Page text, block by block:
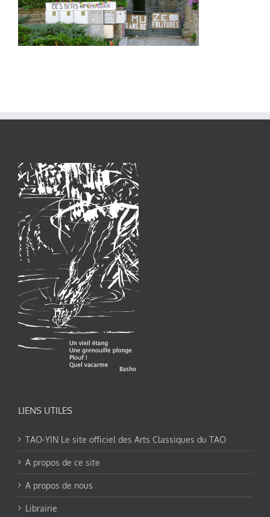
LIENS UTILES
TAO-YIN Le site officiel des Arts Classiques du TAO
A propos de ce site
A propos de nous
Librairie